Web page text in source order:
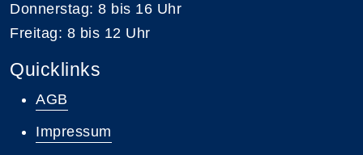
Donnerstag: 8 bis 16 Uhr
Freitag: 8 bis 12 Uhr
Quicklinks
AGB
Impressum